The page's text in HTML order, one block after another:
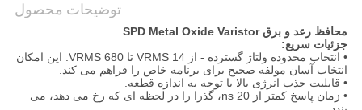
توضیحات محصول
محافظ رعد و برق SPD Metal Oxide Varistor
جزئیات سریع:
• انتخاب محدوده ولتاژ گسترده - از 14 VRMS تا 680 VRMS. این امکان
انتخاب آسان مولفه صحیح برای برنامه خاص را فراهم می کند.
• قابلیت جذب انرژی بالا با توجه به اندازه قطعه.
• زمان پاسخ کمتر از 20 ns، گذرا را در لحظه ای که رخ می دهد، می